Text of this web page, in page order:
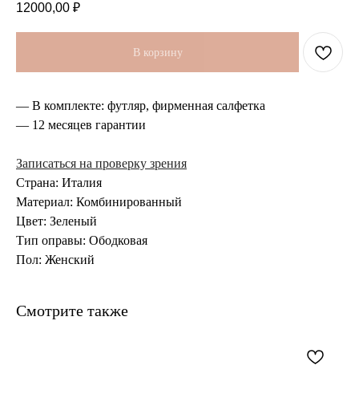
12000,00 ₽
В корзину
— В комплекте: футляр, фирменная салфетка
— 12 месяцев гарантии
Записаться на проверку зрения
Страна: Италия
Материал: Комбинированный
Цвет: Зеленый
Тип оправы: Ободковая
Пол: Женский
Смотрите также